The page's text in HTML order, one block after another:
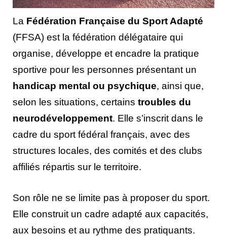
La Fédération Française du Sport Adapté
(FFSA) est la fédération délégataire qui
organise, développe et encadre la pratique
sportive pour les personnes présentant un
handicap mental ou psychique, ainsi que,
selon les situations, certains troubles du
neurodéveloppement. Elle s’inscrit dans le
cadre du sport fédéral français, avec des
structures locales, des comités et des clubs
affiliés répartis sur le territoire.
Son rôle ne se limite pas à proposer du sport.
Elle construit un cadre adapté aux capacités,
aux besoins et au rythme des pratiquants.